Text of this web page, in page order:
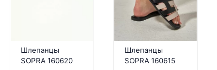
Шлепанцы
SOPRA 160620
Шлепанцы
SOPRA 160615